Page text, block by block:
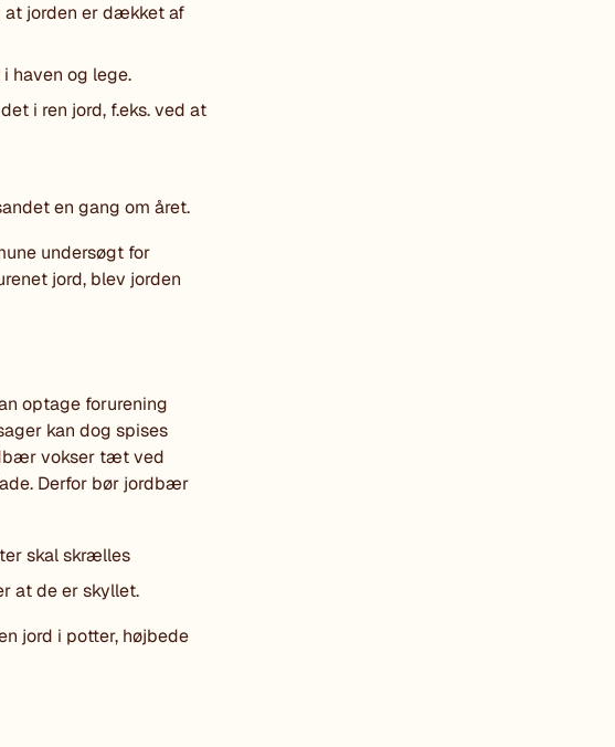
at jorden er dækket af
haven og lege.
i ren jord, f.eks. ved at
en gang om året.
undersøgt for
jord, blev jorden
optage forurening
kan dog spises
vokser tæt ved
Derfor bør jordbær
skal skrælles
at de er skyllet.
jord i potter, højbede